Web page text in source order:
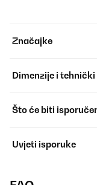
Značajke
Dimenzije i
Što će biti
Uvjeti isporuke